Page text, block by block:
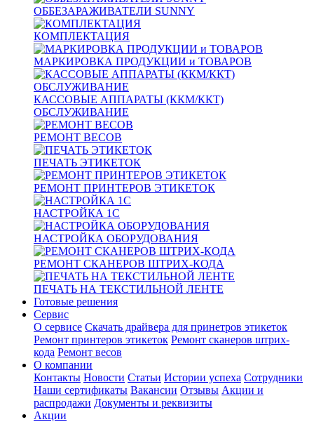
ОББЕЗАРАЖИВАТЕЛИ SUNNY
КОМПЛЕКТАЦИЯ
МАРКИРОВКА ПРОДУКЦИИ и ТОВАРОВ
КАССОВЫЕ АППАРАТЫ (ККМ/ККТ)
ОБСЛУЖИВАНИЕ
РЕМОНТ ВЕСОВ
ПЕЧАТЬ ЭТИКЕТОК
РЕМОНТ ПРИНТЕРОВ ЭТИКЕТОК
НАСТРОЙКА 1С
НАСТРОЙКА ОБОРУДОВАНИЯ
РЕМОНТ СКАНЕРОВ ШТРИХ-КОДА
ПЕЧАТЬ НА ТЕКСТИЛЬНОЙ ЛЕНТЕ
Готовые решения
Сервис
О сервисе Скачать драйвера для принетров этикеток
Ремонт принтеров этикеток Ремонт сканеров штрих-
кода Ремонт весов
О компании
Контакты Новости Статьи Истории успеха Сотрудники
Наши сертификаты Вакансии Отзывы Акции и
распродажи Документы и реквизиты
Акции